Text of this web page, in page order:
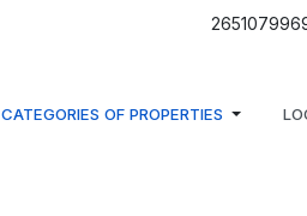
CATEGORIES OF PROPERTIES